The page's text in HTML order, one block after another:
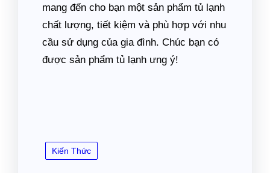
mang đến cho bạn một sản phẩm tủ lạnh
chất lượng, tiết kiệm và phù hợp với nhu
cầu sử dụng của gia đình. Chúc bạn có
được sản phẩm tủ lạnh ưng ý!
Kiến Thức